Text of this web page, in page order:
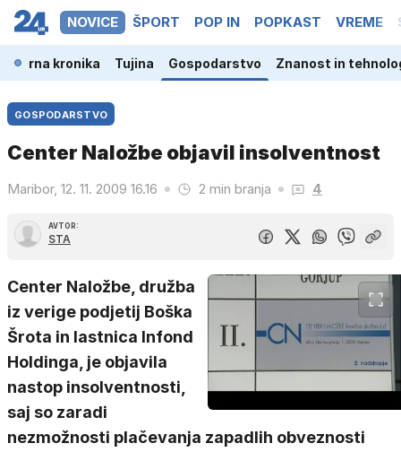
NOVICE ŠPORT POP IN POPKAST VREME
Črna kronika Tujina Gospodarstvo Znanost in
GOSPODARSTVO
Center Naložbe objavil insolventnost
Maribor, 12. 11. 2009 16.16 2 min branja 4
AVTOR:
STA
Center Naložbe, družba
iz verige podjetij Boška
Šrota in lastnica Infond
Holdinga, je objavila
nastop insolventnosti,
saj so zaradi
nezmožnosti plačevanja zapadlih obveznosti